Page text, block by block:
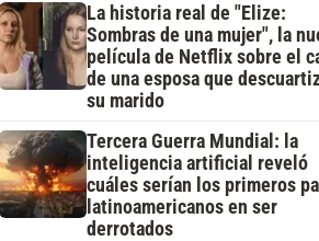
La historia real de "Elize:
Sombras de una mujer", la
película de Netflix sobre el
de una esposa que
su marido
Tercera Guerra Mundial: la
inteligencia artificial reveló
cuáles serían los primeros
latinoamericanos en ser
derrotados